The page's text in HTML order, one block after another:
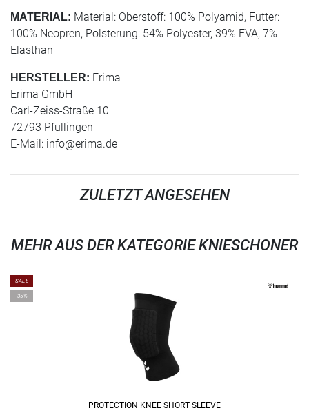
MATERIAL: Material: Oberstoff: 100% Polyamid, Futter:
100% Neopren, Polsterung: 54% Polyester, 39% EVA, 7%
Elasthan
HERSTELLER: Erima
Erima GmbH
Carl-Zeiss-Straße 10
72793 Pfullingen
E-Mail: info@erima.de
ZULETZT ANGESEHEN
MEHR AUS DER KATEGORIE KNIESCHONER
SALE
-35%
PROTECTION KNEE SHORT SLEEVE